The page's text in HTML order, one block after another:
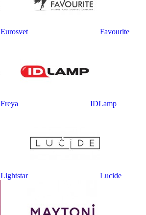
Eurosvet Favourite
Freya IDLamp
Lightstar Lucide